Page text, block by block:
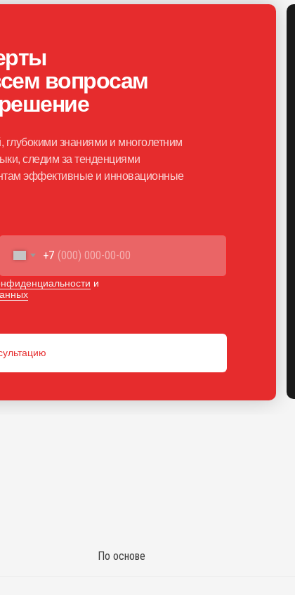
вопросам
знаниями и многолетним
следим за тенденциями
эффективные и инновационные
+7
и
По основе